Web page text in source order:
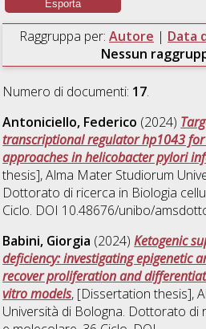
Raggruppa per: Autore | Data
Nessun
Numero di documenti: 17.
Antoniciello, Federico (2024)
transcriptional regulator hp1043
approaches in helicobacter pylori
thesis], Alma Mater Studiorum
Dottorato di ricerca in Biologia
Ciclo. DOI 10.48676/unibo/
Babini, Giorgia (2024)Ketogenic
deficiency: investigating epigenetic
recover proliferation and
vitro models, [Dissertation thesis],
Università di Bologna. Dottorato di